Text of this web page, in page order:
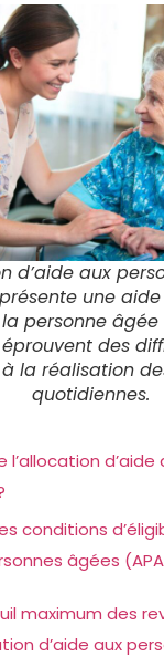
d’aide aux
une
personne
des
la réalisation
quotidiennes.
l’allocation d’aide
conditions
âgées
maximum des
d’aide aux